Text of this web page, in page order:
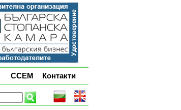
ССЕМ Контакти